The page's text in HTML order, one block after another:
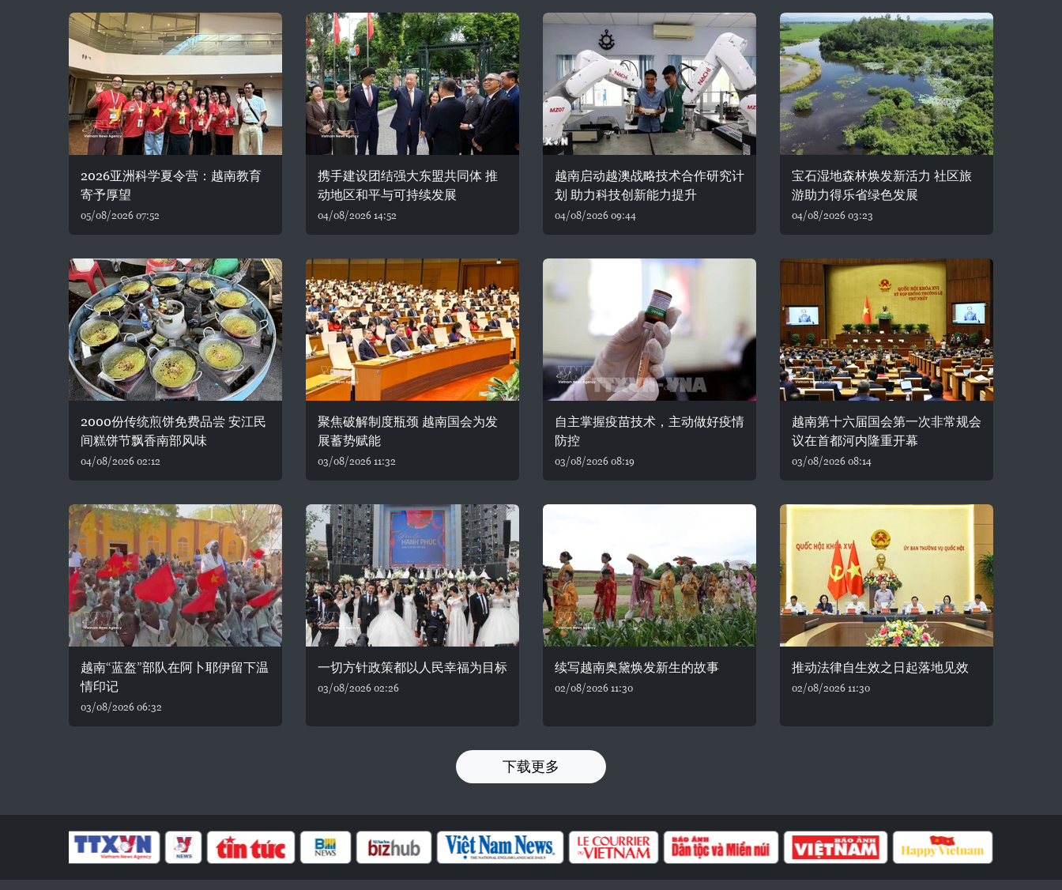
2026亚洲科学夏令营：越南教育
寄予厚望
05/08/2026 07:52
携手建设团结强大东盟共同体 推
动地区和平与可持续发展
04/08/2026 14:52
越南启动越澳战略技术合作研究计
划 助力科技创新能力提升
04/08/2026 09:44
宝石湿地森林焕发新活力 社区旅
游助力得乐省绿色发展
04/08/2026 03:23
2000份传统煎饼免费品尝 安江民
间糕饼节飘香南部风味
04/08/2026 02:12
聚焦破解制度瓶颈 越南国会为发
展蓄势赋能
03/08/2026 11:32
自主掌握疫苗技术，主动做好疫情
防控
03/08/2026 08:19
越南第十六届国会第一次非常规会
议在首都河内隆重开幕
03/08/2026 08:14
越南“蓝盔”部队在阿卜耶伊留下温
情印记
03/08/2026 06:32
一切方针政策都以人民幸福为目标
03/08/2026 02:26
续写越南奥黛焕发新生的故事
02/08/2026 11:30
推动法律自生效之日起落地见效
02/08/2026 11:30
下载更多